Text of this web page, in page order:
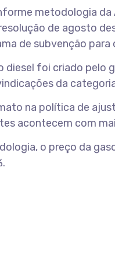
metodologia da
de agosto
de subvenção
diesel foi criado pelo
da
na política de
acontecem com
o preço da